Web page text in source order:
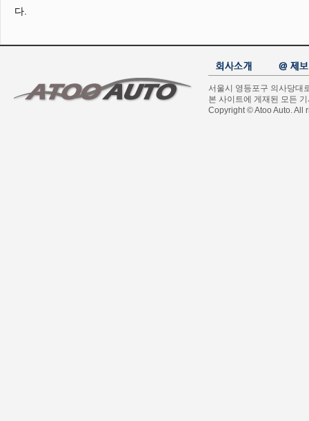
다.
서울시 영등포구 의사당대
본 사이트에 게재된 모든
Copyright © Atoo Auto. All